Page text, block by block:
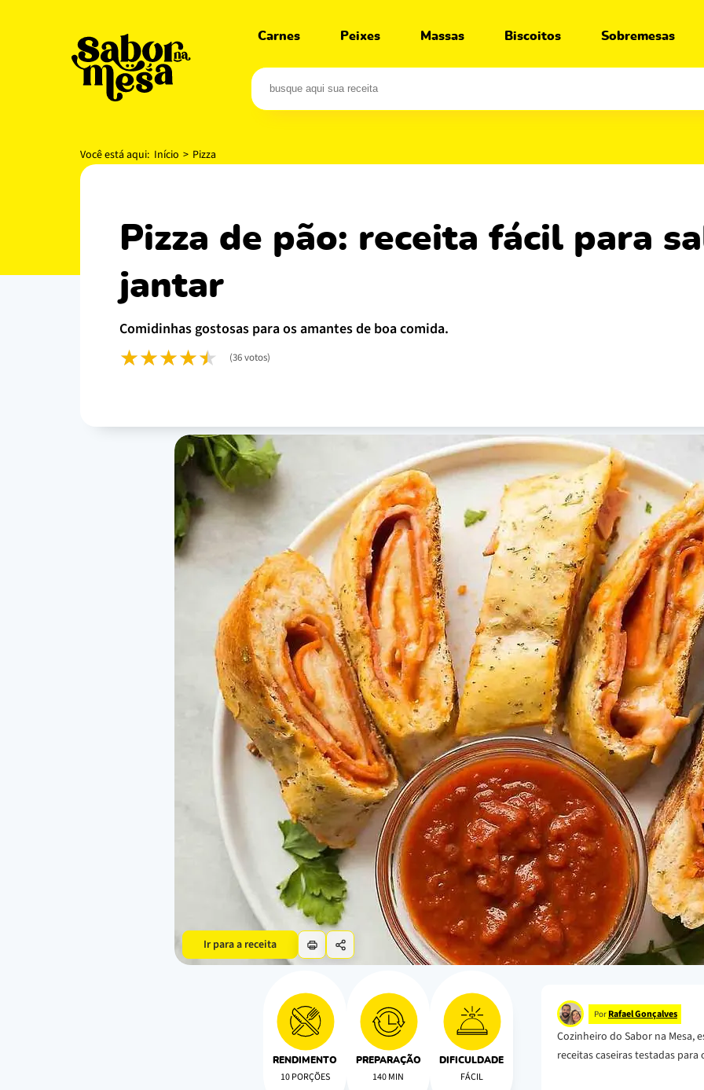
Carnes Peixes Massas Biscoitos Sobremesas
Você está aqui: Início > Pizza
pizza de pão: receita fácil para salvar seu
jantar
comidinhas gostosas para os amantes de boa comida.
(36 votos)
Ir para a receita
RENDIMENTO
10 PORÇÕES
PREPARAÇÃO
140 MIN
DIFICULDADE
FÁCIL
Por Rafael Gonçalves
Cozinheiro do Sabor na Mesa,
receitas caseiras testadas para